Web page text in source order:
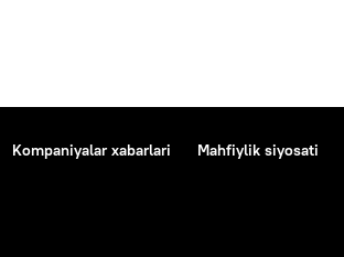
Kompaniyalar xabarlari Mahfiylik siyosati